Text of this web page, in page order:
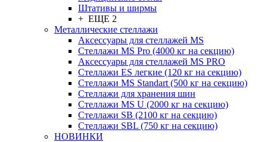
Штативы и ширмы
+ ЕЩЕ 2
Металлические стеллажи
Аксессуары для стеллажей MS
Стеллажи MS Pro (4000 кг на секцию)
Аксессуары для стеллажей MS PRO
Стеллажи ES легкие (120 кг на секцию)
Стеллажи MS Standart (500 кг на секцию)
Стеллажи для хранения шин
Стеллажи MS U (2000 кг на секцию)
Стеллажи SB (2100 кг на секцию)
Стеллажи SBL (750 кг на секцию)
НОВИНКИ